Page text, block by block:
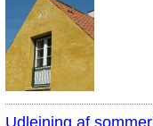
Udlejning af